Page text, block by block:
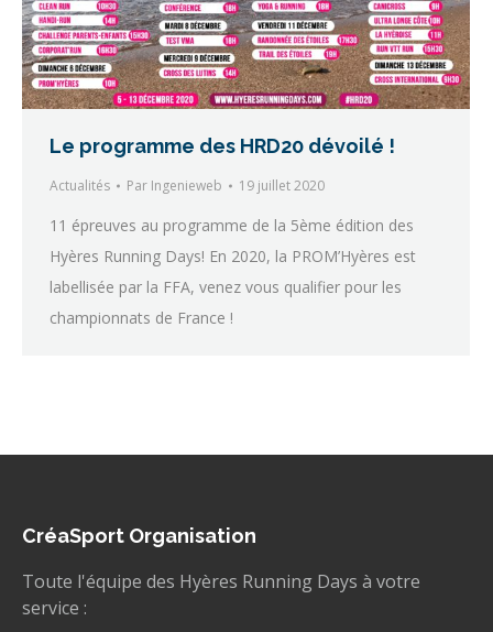
Le programme des HRD20 dévoilé !
Actualités Par Ingenieweb 19 juillet 2020
11 épreuves au programme de la 5ème édition des
Hyères Running Days! En 2020, la PROM’Hyères est
labellisée par la FFA, venez vous qualifier pour les
championnats de France !
CréaSport Organisation
Toute l'équipe des Hyères Running Days à votre
service :